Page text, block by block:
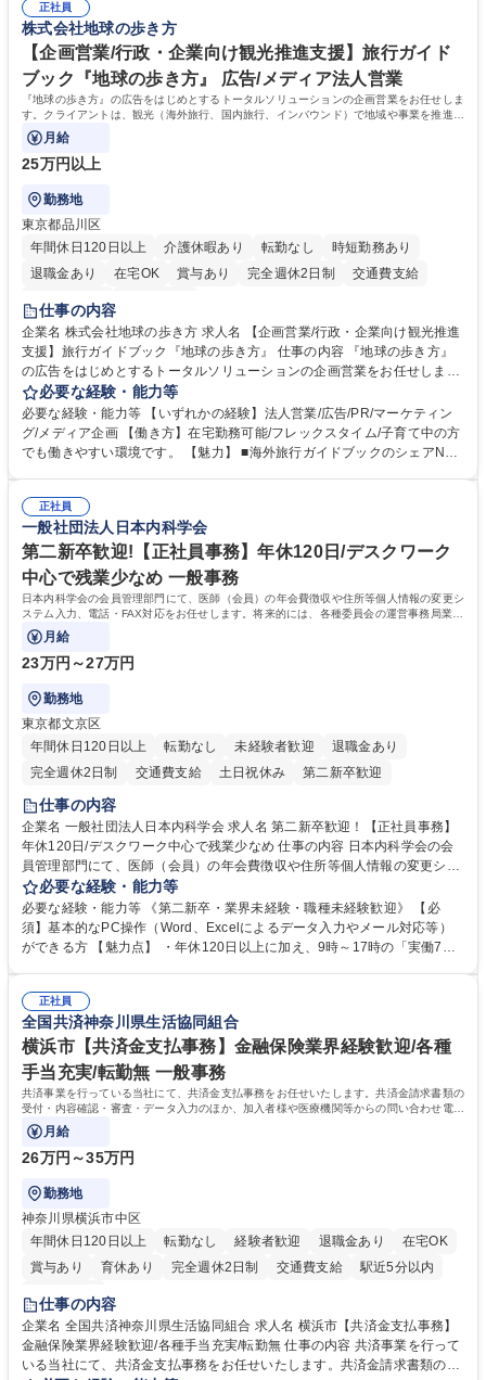
インテリア事務（部署内アシスタント）】■安定企業で働く
ームとの協力や新しいアイデアを活かす場もあり、やりがいを感じながら
働けます。 【歓迎】 ■インテリアの業界のご経験が有る方■PCの作業に慣
れている方 学歴・資格 学歴：大学院 大学 高専 短大 専修学校 語学力： 資
格：
正社員
株式会社地球の歩き方
【企画営業/行政・企業向け観光推進支援】旅行ガイド
ブック『地球の歩き方』 広告/メディア法人営業
『地球の歩き方』の広告をはじめとするトータルソリューションの企画営業をお任せしま
す。クライアントは、観光（海外旅行、国内旅行、インバウンド）で地域や事業を推進し
たい国内外の行政や企業です。
月給
25万円以上
勤務地
東京都品川区
年間休日120日以上
介護休暇あり 転勤なし
時短勤務あり
退職金あり
在宅OK 賞与あり 完全週休2日制
交通費支給
駅近5分以内
仕事の内容
企業名 株式会社地球の歩き方 求人名 【企画営業/行政・企業向け観光推進
支援】旅行ガイドブック『地球の歩き方』 仕事の内容 『地球の歩き方』
の広告をはじめとするトータルソリューションの企画営業をお任せしま
す。クライアントは、観光（海外旅行、国内旅行、インバウンド）で地域
や事業を推進したい国内外の行政や企業です。 【業務詳細】■『地球の歩
き方』は海外旅行ガイドブックのNo.1ブランドであり、国内旅行において
も牽引しております。観光推進支援においても、業界を牽引する意欲的な
に、インバウンドのトップブランドに成長しております■旅が業務であ
り、日常です。旅好きにはこれ以上ない環境です 募集職種 【企画営業/行
政・企業向け観光推進支援】旅行ガイドブック『地球の歩き方』
必要な経験・能力等
必要な経験・能力等 【いずれかの経験】法人営業/広告/PR/マーケティン
グ/メディア企画 【働き方】在宅勤務可能/フレックスタイム/子育て中の方
でも働きやすい環境です。 【魅力】 ■海外旅行ガイドブックのシェアNo.1
であり、「地球の歩き方」としてどう取り組むか、共に形を作るコアメン
バーとして活躍いただきます。 学歴・資格 学歴：大学院 大学 語学力： 資
格：
正社員
一般社団法人日本内科学会
第二新卒歓迎!【正社員事務】年休120日/デスクワーク
中心で残業少なめ 一般事務
日本内科学会の会員管理部門にて、医師（会員）の年会費徴収や住所等個人情報の変更シ
ステム入力、電話・FAX対応をお任せします。将来的には、各種委員会の運営事務局業務
などにも幅広く携わっていただきます。
月給
23万円～27万円
勤務地
東京都文京区
年間休日120日以上
転勤なし 未経験者歓迎
退職金あり
完全週休2日制
交通費支給 土日祝休み 第二新卒歓迎
仕事の内容
企業名 一般社団法人日本内科学会 求人名 第二新卒歓迎！【正社員事務】
年休120日/デスクワーク中心で残業少なめ 仕事の内容 日本内科学会の会
員管理部門にて、医師（会員）の年会費徴収や住所等個人情報の変更シス
テム入力、電話・FAX対応をお任せします。将来的には、各種委員会の運
営事務局業務などにも幅広く携わっていただきます。 【会員管理・データ
入力業務】 ・医師（会員）の住所変更、個人情報のシステム登録・更新
・年会費の徴収管理や入金データの照合確認 【問い合わせ対応】 ・会員
年休120日/デスクワーク中心で残業少なめ
必要な経験・能力等
必要な経験・能力等 《第二新卒・業界未経験・職種未経験歓迎》 【必
須】基本的なPC操作（Word、Excelによるデータ入力やメール対応等）
ができる方 【魅力点】 ・年休120日以上に加え、9時～17時の「実働7時
整、資料作成、当日の運営サポート 学歴・資格 学歴：大学院 大学 語学
力： 資格：
正社員
全国共済神奈川県生活協同組合
横浜市【共済金支払事務】金融保険業界経験歓迎/各種
手当充実/転勤無 一般事務
共済事業を行っている当社にて、共済金支払事務をお任せいたします。共済金請求書類の
受付・内容確認・審査・データ入力のほか、加入者様や医療機関等からの問い合わせ電話
対応や書類発送等を担当します。
月給
26万円～35万円
勤務地
神奈川県横浜市中区
年間休日120日以上
転勤なし 経験者歓迎 退職金あり
在宅OK
賞与あり
育休あり 完全週休2日制 交通費支給
駅近5分以内
土日祝休み
仕事の内容
企業名 全国共済神奈川県生活協同組合 求人名 横浜市【共済金支払事務】
金融保険業界経験歓迎/各種手当充実/転勤無 仕事の内容 共済事業を行って
いる当社にて、共済金支払事務をお任せいたします。共済金請求書類の受